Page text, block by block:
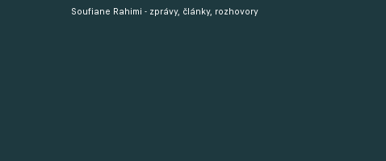
Soufiane Rahimi - zprávy, články, rozhovory